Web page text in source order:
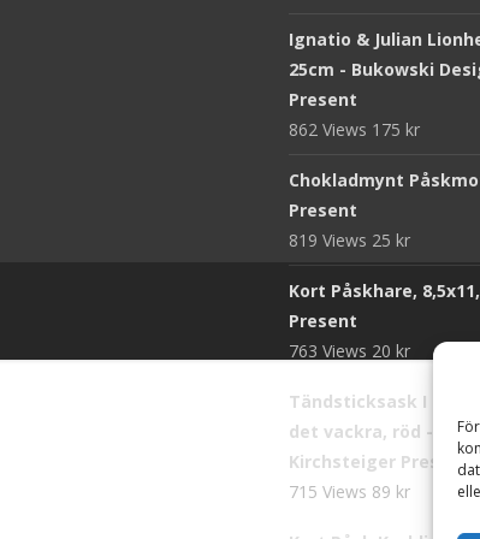
Ignatio & Julian
25cm - Bukowski
Present
862 Views 175 kr
Chokladmynt
Present
819 Views 25 kr
Kort Påskhare,
Present
763 Views 20 kr
Tändsticksask I den
det vackra, röd - Ernst
Kirchsteiger Present
715 Views 89 kr